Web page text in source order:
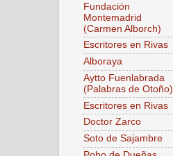
Fundación
Montemadrid
(Carmen Alborch)
Escritores en Rivas
Alboraya
Aytto Fuenlabrada
(Palabras de Otoño)
Escritores en Rivas
Doctor Zarco
Soto de Sajambre